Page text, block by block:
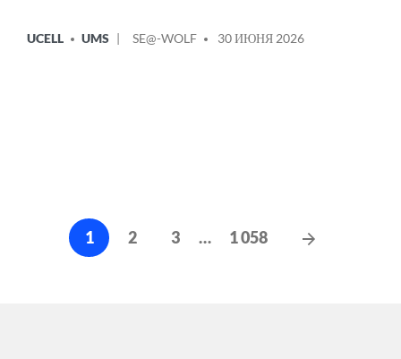
В
UCELL UMS
ОТ
SE@-WOLF 30 ИЮНЯ 2026
Навигация
1 2 3 … 1 058